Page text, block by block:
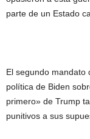
parte de un Estado
El segundo mandato
política de Biden
primero» de Trump
punitivos a sus